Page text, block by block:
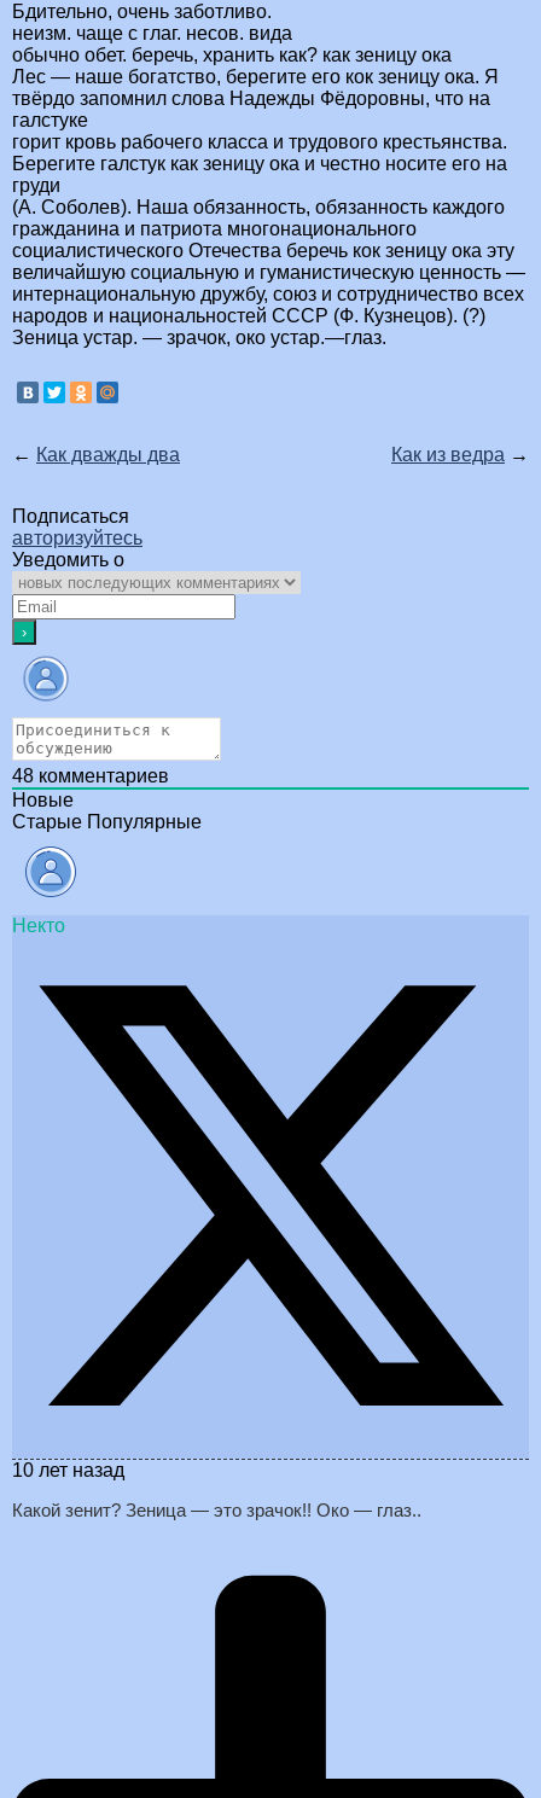
Бдительно, очень заботливо.
неизм. чаще с глаг. несов. вида
обычно обет. беречь, хранить как? как зеницу ока
Лес — наше богатство, берегите его кок зеницу ока. Я
твёрдо запомнил слова Надежды Фёдоровны, что на
галстуке
горит кровь рабочего класса и трудового крестьянства.
Берегите галстук как зеницу ока и честно носите его на
груди
(А. Соболев). Наша обязанность, обязанность каждого
гражданина и патриота многонационального
социалистического Отечества беречь кок зеницу ока эту
величайшую социальную и гуманистическую ценность —
интернациональную дружбу, союз и сотрудничество всех
народов и национальностей СССР (Ф. Кузнецов). (?)
Зеница устар. — зрачок, око устар.—глаз.
← Как дважды два Как из ведра →
Подписаться
авторизуйтесь
Уведомить о
48 комментариев
Новые
Старые Популярные
Некто
10 лет назад
Какой зенит? Зеница — это зрачок!! Око — глаз..